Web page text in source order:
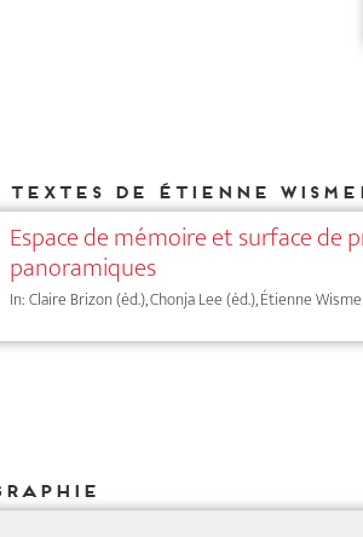
de Étienne Wismer
Espace de mémoire et surface de
panoramiques
In: Claire Brizon (éd.), Chonja Lee (éd.), Étienne